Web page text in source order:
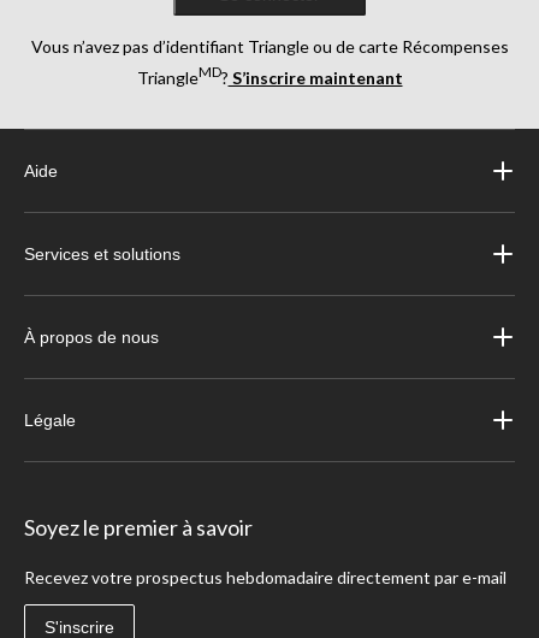
Vous n’avez pas d’identifiant Triangle ou de carte Récompenses
TriangleMD? S’inscrire maintenant
Aide
Services et solutions
À propos de nous
Légale
Soyez le premier à savoir
Recevez votre prospectus hebdomadaire directement par e-mail
S'inscrire